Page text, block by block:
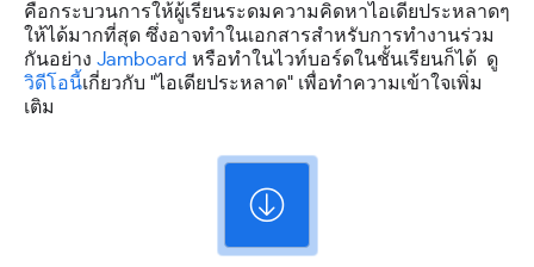
คือกระบวนการให้ผู้เรียนระดมความคิดหาไอเดียประหลาดๆ
ให้ได้มากที่สุด ซึ่งอาจทำในเอกสารสำหรับการทำงานร่วม
กันอย่าง Jamboard หรือทำในไวท์บอร์ดในชั้นเรียนก็ได้ ดู
วิดีโอนี้เกี่ยวกับ "ไอเดียประหลาด" เพื่อทำความเข้าใจเพิ่ม
เติม